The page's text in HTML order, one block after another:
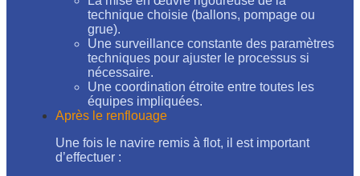
technique choisie (ballons, pompage ou
grue).
Une surveillance constante des paramètres
techniques pour ajuster le processus si
nécessaire.
Une coordination étroite entre toutes les
équipes impliquées.
Après le renflouage
Une fois le navire remis à flot, il est important
d’effectuer :